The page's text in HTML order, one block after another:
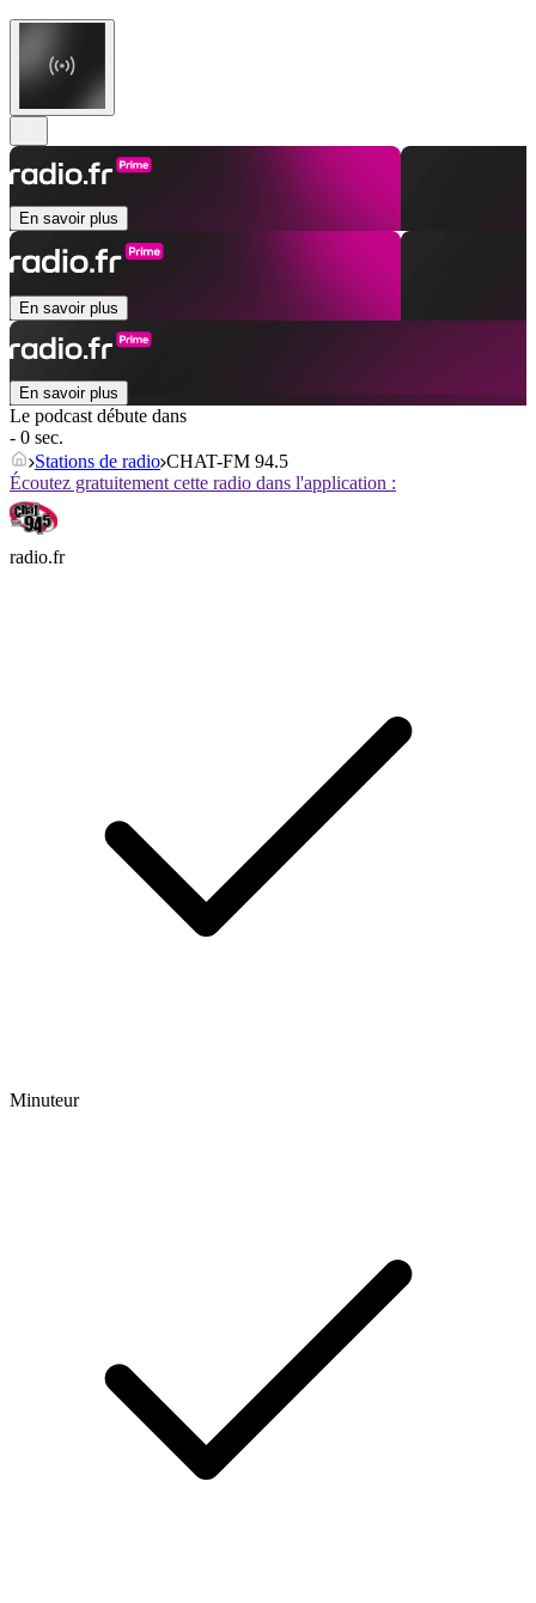
En savoir plus
En savoir plus
En savoir plus
Le podcast débute dans
- 0 sec.
Stations de radio CHAT-FM 94.5
Écoutez gratuitement cette radio dans l'application :
radio.fr
Minuteur